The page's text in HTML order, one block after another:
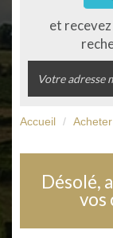
et
Accueil
Désolé,
vos